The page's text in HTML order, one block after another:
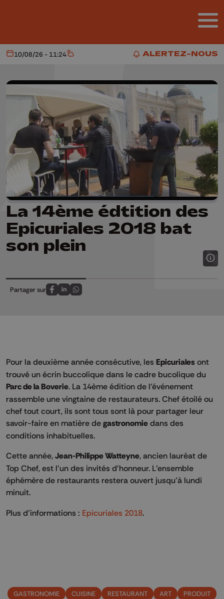
ALERTEZ-NOUS
ALERTEZ-NOUS
Aujourd'hui
10/08/26 - 11:24 Météo
La 14ème édtition des
Epicuriales 2018 bat
son plein
Partager sur
Partagez sur FaceBook
Partagez sur LinkedIn
Partagez sur Whatsapp
Pour la deuxième année consécutive, les Epicuriales ont
trouvé un écrin buccolique dans le cadre bucolique du
Parc de la Boverie. La 14ème édition de l'événement
rassemble une vingtaine de restaurateurs. Chef étoilé ou
chef tout court, ils sont tous sont là pour partager leur
savoir-faire en matière de gastronomie dans des
conditions inhabituelles.
Cette année, Jean-Philippe Watteyne, ancien lauréat de
Top Chef, est l'un des invités d'honneur. L’ensemble
éphémère de restaurants restera ouvert jusqu’à lundi
minuit.
Plus d'informations : Epicuriales 2018.
GASTRONOMIE CUISINE RESTAURANT ART
PRODUIT